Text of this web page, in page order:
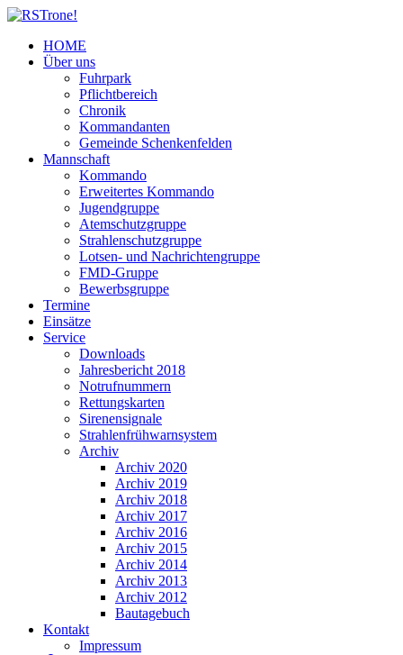
HOME
Über uns
Fuhrpark
Pflichtbereich
Chronik
Kommandanten
Gemeinde Schenkenfelden
Mannschaft
Kommando
Erweitertes Kommando
Jugendgruppe
Atemschutzgruppe
Strahlenschutzgruppe
Lotsen- und Nachrichtengruppe
FMD-Gruppe
Bewerbsgruppe
Termine
Einsätze
Service
Downloads
Jahresbericht 2018
Notrufnummern
Rettungskarten
Sirenensignale
Strahlenfrühwarnsystem
Archiv
Archiv 2020
Archiv 2019
Archiv 2018
Archiv 2017
Archiv 2016
Archiv 2015
Archiv 2014
Archiv 2013
Archiv 2012
Bautagebuch
Kontakt
Impressum